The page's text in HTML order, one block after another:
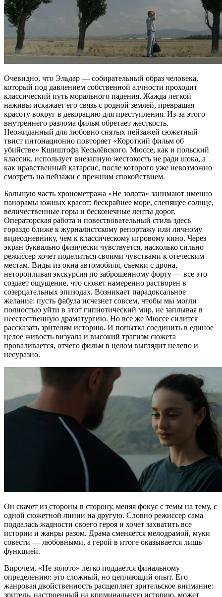
Очевидно, что Эльдар — собирательный образ человека,
который под давлением собственной алчности проходит
классический путь морального падения. Жажда легкой
наживы искажает его связь с родной землей, превращая
красоту вокруг в декорацию для преступления. Из-за этого
внутреннего разлома фильм обретает жесткость.
Неожиданный для любовно снятых пейзажей сюжетный
твист интонационно повторяет «Короткий фильм об
убийстве» Кшиштофа Кесьлёвского. Мюссе, как и польский
классик, использует внезапную жестокость не ради шока, а
как нравственный катарсис, после которого уже невозможно
смотреть на пейзажи с прежним спокойствием.
Большую часть хронометража «Не золота» занимают именно
панорамы южных красот: бескрайнее море, слепящее солнце,
величественные горы и бесконечные ленты дорог.
Операторская работа и повествовательный стиль здесь
гораздо ближе к журналистскому репортажу или личному
видеодневнику, чем к классическому игровому кино. Через
экран буквально физически чувствуется, насколько сильно
режиссер хочет поделиться своими чувствами к отеческим
местам. Виды из окна автомобиля, съемки с дрона,
неторопливая экскурсия по заброшенному форту — все это
создает ощущение, что сюжет намеренно растворен в
созерцательных эпизодах. Возникает парадоксальное
желание: пусть фабула исчезнет совсем, чтобы мы могли
полностью уйти в этот гипнотический мир, не заплывая в
неестественную драматургию. Но все же Мюссе силится
рассказать зрителям историю. И попытка соединить в единое
целое живость визуала и высокий трагизм сюжета
проваливается, отчего фильм в целом выглядит нелепо и
несуразно.
Он скачет из стороны в сторону, меняя фокус с темы на тему, с
одной сюжетной линии на другую. Словно режиссер сама
поддалась жадности своего героя и хочет захватить все
истории и жанры разом. Драма сменяется мелодрамой, муки
совести — любовными, а герой в итоге оказывается лишь
функцией.
Впрочем, «Не золото» легко поддается финальному
определению: это сложный, но цепляющий опыт. Его
жанровая двойственность расщепляет зрительское внимание:
зритель, настроенный на криминальную историю, может